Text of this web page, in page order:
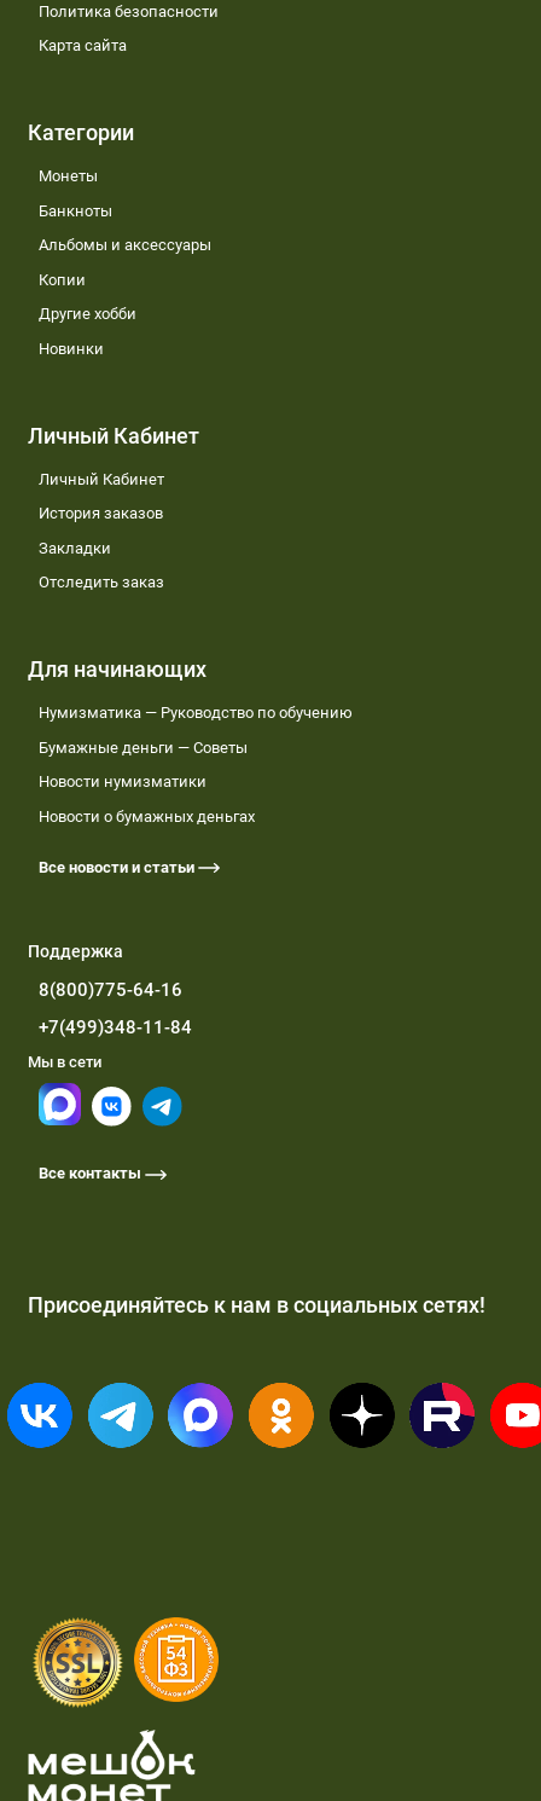
Политика безопасности
Карта сайта
Категории
Монеты
Банкноты
Альбомы и аксессуары
Копии
Другие хобби
Новинки
Личный Кабинет
Личный Кабинет
История заказов
Закладки
Отследить заказ
Для начинающих
Нумизматика — Руководство по обучению
Бумажные деньги — Советы
Новости нумизматики
Новости о бумажных деньгах
Все новости и статьи
Поддержка
8(800)775-64-16
+7(499)348-11-84
Мы в сети
Все контакты
Присоединяйтесь к нам в социальных сетях!